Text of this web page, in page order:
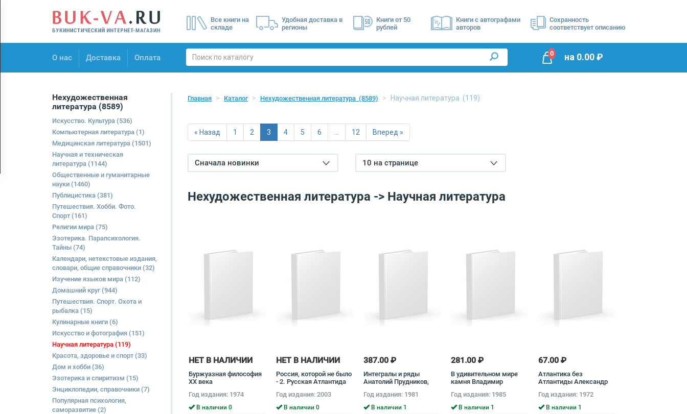
Все книги на
складе
Удобная доставка в
регионы
Книги от 50
рублей
Книги с автографами
авторов
Сохранность
соответствует описанию
О нас Доставка Оплата
О нас
0 на 0.00₽
Нехудожественная
литература (8589)
Искусство. Культура (536)
Компьютерная литература (1)
Медицинская литература (1501)
Научная и техническая
литература (1144)
Общественные и гуманитарные
науки (1460)
Публицистика (381)
Путешествия. Хобби. Фото.
Спорт(161)
Религии мира (75)
Эзотерика. Парапсихология.
Тайны (74)
Календари, нетекстовые издания,
словари, общие справочники (32)
Изучение языков мира (112)
Домашний круг(944)
Путешествия. Спорт. Охота и
рыбалка (15)
Кулинарные книги (6)
Искусство и фотография (151)
Научная литература (119)
Красота, здоровье и спорт(33)
Дом и хобби (36)
Эзотерика и спиритизм (15)
Энциклопедии, справочники (7)
Популярная психология,
саморазвитие (2)
Главная Каталог Нехудожественная литература (8589) Научная литература (119)
« Назад 1 2 3 4 5 6 12 Вперед »
Сначала новинки 10 на странице
Нехудожественная литература -> Научная литература
НЕТ В НАЛИЧИИ
Буржуазная философия
ХХ века
Год издания: 1974
В наличии 0
НЕТ В НАЛИЧИИ
Россия, которой не было
- 2. Русская Атлантида
Андрей Буровский
Год издания: 2003
В наличии 0
387.00 ₽
Интегралы и ряды
Анатолий Прудников,
Маричев
Год издания: 1981
В наличии 1
281.00 ₽
В удивительном мире
камня Владимир
Год издания: 1985
В наличии 1
67.00 ₽
Атлантика без
Атлантиды Александр
Год издания: 1972
В наличии 1